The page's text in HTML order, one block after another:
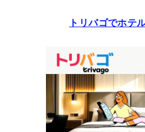
トリバゴでホテ